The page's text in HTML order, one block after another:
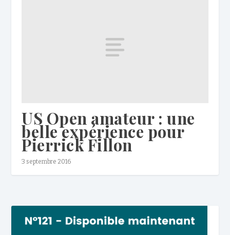
US Open amateur : une
belle expérience pour
Pierrick Fillon
3 septembre 2016